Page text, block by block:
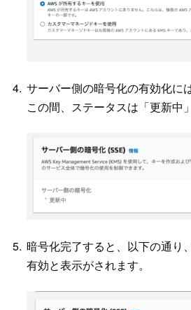
サーバー側の暗号化の有効化に
この間、ステータスは「更新中
暗号化完了すると、以下の通り
有効と表示がされます。